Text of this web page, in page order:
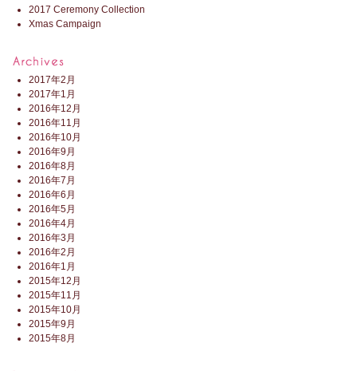
2017 Ceremony Collection
Xmas Campaign
2017年2月
2017年1月
2016年12月
2016年11月
2016年10月
2016年9月
2016年8月
2016年7月
2016年6月
2016年5月
2016年4月
2016年3月
2016年2月
2016年1月
2015年12月
2015年11月
2015年10月
2015年9月
2015年8月